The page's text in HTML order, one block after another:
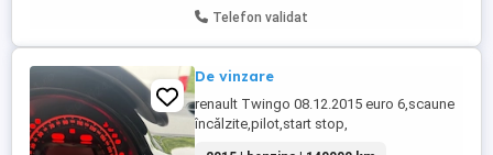
Telefon validat
De vinzare
renault Twingo 08.12.2015 euro 6,scaune
încălzite,pilot,start stop,